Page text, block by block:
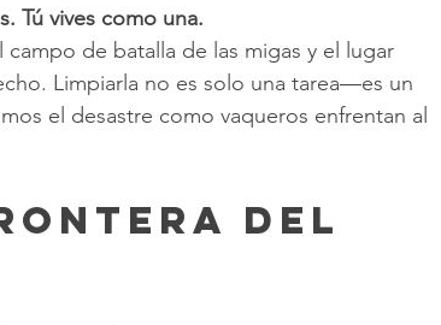
Tú vives como una.
de batalla de las migas y el lugar
Limpiarla no es solo una tarea—es un
el desastre como vaqueros enfrentan al
del